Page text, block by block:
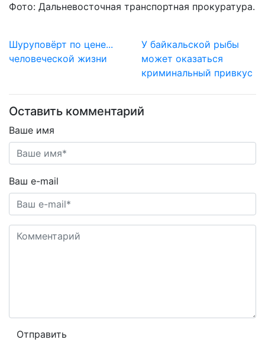
Фото: Дальневосточная транспортная прокуратура.
Шуруповёрт по цене...
человеческой жизни
У байкальской рыбы
может оказаться
криминальный привкус
Оставить комментарий
Ваше имя
Ваш e-mail